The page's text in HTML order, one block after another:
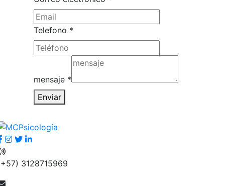
Correo
electrónico
Nombre
Telefono *
mensaje *
Enviar
3128715969